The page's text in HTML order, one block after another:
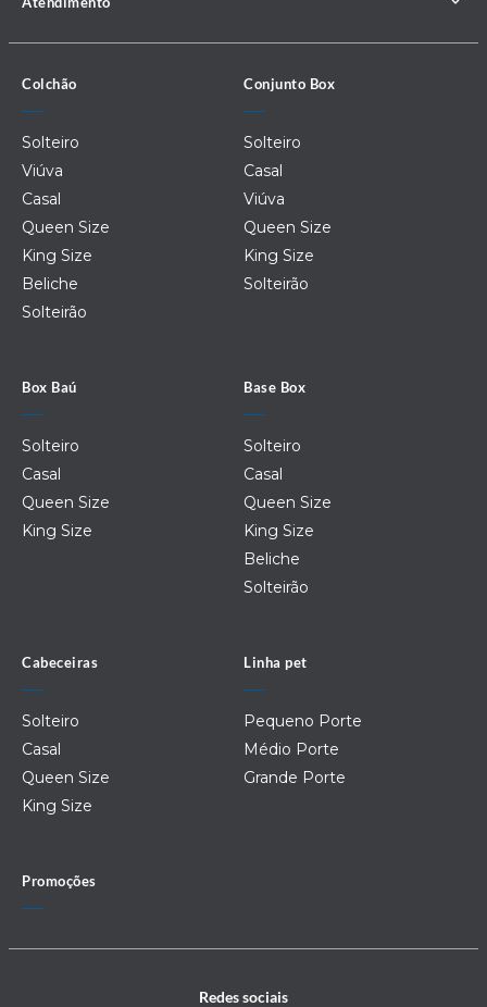
Colchão
Solteiro
Viúva
Casal
Queen Size
King Size
Beliche
Solteirão
Conjunto Box
Solteiro
Casal
Viúva
Queen Size
King Size
Solteirão
Box Baú
Solteiro
Casal
Queen Size
King Size
Base Box
Solteiro
Casal
Queen Size
King Size
Beliche
Solteirão
Cabeceiras
Solteiro
Casal
Queen Size
King Size
Linha pet
Pequeno Porte
Médio Porte
Grande Porte
Promoções
Redes sociais